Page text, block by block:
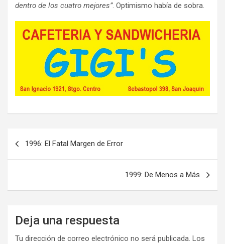
dentro de los cuatro mejores”. Optimismo había de sobra.
1996: El Fatal Margen de Error
1999: De Menos a Más
Deja una respuesta
Tu dirección de correo electrónico no será publicada. Los